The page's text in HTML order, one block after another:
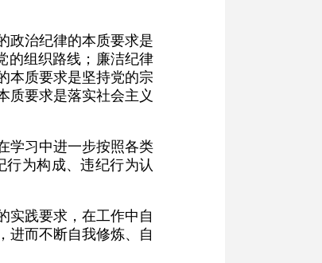
政治纪律的本质要求是
的组织路线；廉洁纪律
本质要求是坚持党的宗
质要求是落实社会主义
学习中进一步按照各类
为构成、违纪行为认
实践要求，在工作中自
进而不断自我修炼、自